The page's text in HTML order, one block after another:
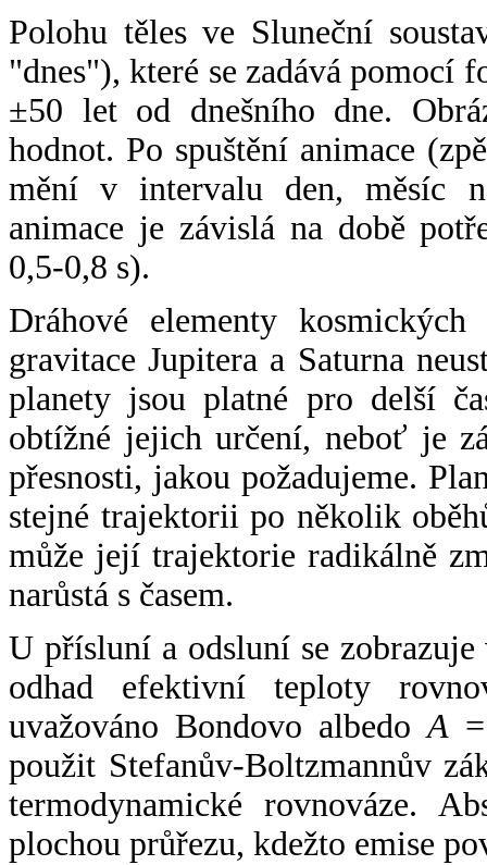
Polohu těles ve Sluneční
"dnes"), které se zadává pomocí
±50 let od dnešního dne.
hodnot. Po spuštění animace
mění v intervalu den, měsíc
animace je závislá na době
0,5-0,8 s).
Dráhové elementy
gravitace Jupitera a Saturna
planety jsou platné pro delší
obtížné jejich určení, neboť je
přesnosti, jakou požadujeme.
stejné trajektorii po několik
může její trajektorie radikálně
narůstá s časem.
U přísluní a odsluní se
odhad efektivní teploty
uvažováno Bondovo albedoA
použit Stefanův-Boltzmannův
termodynamické rovnováze.
plochou průřezu, kdežto emise